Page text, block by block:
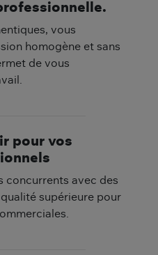
vous
homogène et sans
de vous
pour vos
concurrents avec des
supérieure pour